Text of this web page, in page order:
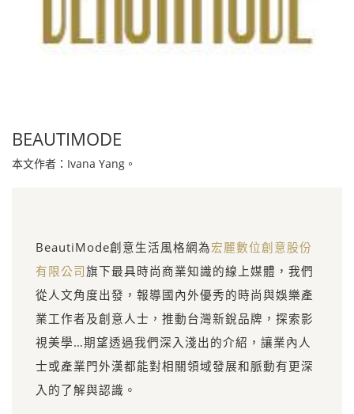
BEAUTIMODE
本文作者：Ivana Yang。
BeautiMode創意生活風格網為宏麗數位創意股份
有限公司旗下最具時尚商業知識的線上媒體，我們
從人文角度出發，報導國內外優秀的時尚與娛樂產
業工作者及創意人士，推動台灣新銳品牌，探索影
視美學…期望透過我們深入淺出的介紹，讓業內人
士或產業門外漢都能對相關領域發展和脈動有更深
入的了解與認識。